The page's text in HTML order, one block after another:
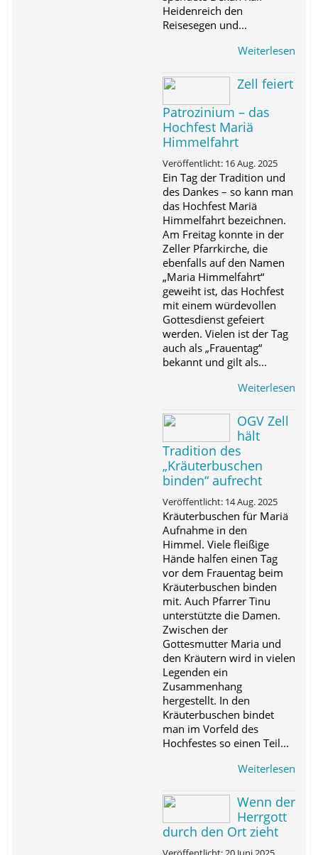
Heidenreich den
Reisesegen und...
Weiterlesen
Zell feiert
Patrozinium – das
Hochfest Mariä
Himmelfahrt
Veröffentlicht: 16 Aug. 2025
Ein Tag der Tradition und
des Dankes – so kann man
das Hochfest Mariä
Himmelfahrt bezeichnen.
Am Freitag konnte in der
Zeller Pfarrkirche, die
ebenfalls auf den Namen
„Maria Himmelfahrt“
geweiht ist, das Hochfest
mit einem würdevollen
Gottesdienst gefeiert
werden. Vielen ist der Tag
auch als „Frauentag“
bekannt und gilt als...
Weiterlesen
OGV Zell
hält
Tradition des
„Kräuterbuschen
binden“ aufrecht
Veröffentlicht: 14 Aug. 2025
Kräuterbuschen für Mariä
Aufnahme in den
Himmel. Viele fleißige
Hände halfen einen Tag
vor dem Frauentag beim
Kräuterbuschen binden
mit. Auch Pfarrer Tinu
unterstützte die Damen.
Zwischen der
Gottesmutter Maria und
den Kräutern wird in vielen
Legenden ein
Zusammenhang
hergestellt. In den
Kräuterbuschen bindet
man im Vorfeld des
Hochfestes so einen Teil...
Weiterlesen
Wenn der
Herrgott
durch den Ort zieht